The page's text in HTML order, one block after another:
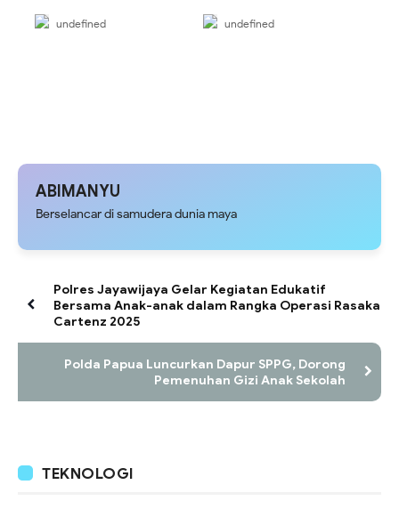
undefined undefined
ABIMANYU
Berselancar di samudera dunia maya
Polres Jayawijaya Gelar Kegiatan Edukatif
Bersama Anak-anak dalam Rangka Operasi Rasaka
Cartenz 2025
Polda Papua Luncurkan Dapur SPPG, Dorong
Pemenuhan Gizi Anak Sekolah
TEKNOLOGI